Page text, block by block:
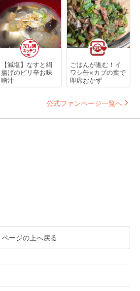
【減塩】なすと絹
揚げのピリ辛お味
噌汁
ごはんが進む！イ
ワシ缶×カブの葉で
即席おかず
公式ファンページ一覧へ
ページの上へ戻る